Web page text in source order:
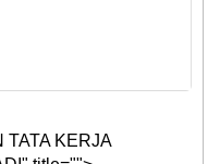
TATA KERJA